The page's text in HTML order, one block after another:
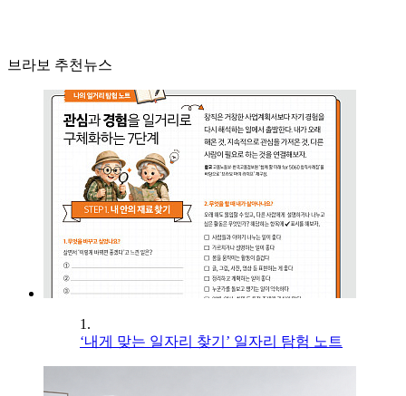
브라보 추천뉴스
1.
‘내게 맞는 일자리 찾기’ 일자리 탐험 노트